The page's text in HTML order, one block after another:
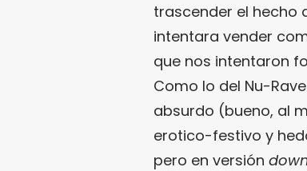
trascender el hecho
intentara vender
que nos intentaron
Como lo del Nu-
absurdo (bueno, al
erotico-festivo y
pero en versión